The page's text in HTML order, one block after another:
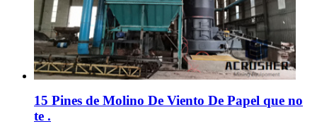
15 Pines de Molino De Viento De Papel que no
te .